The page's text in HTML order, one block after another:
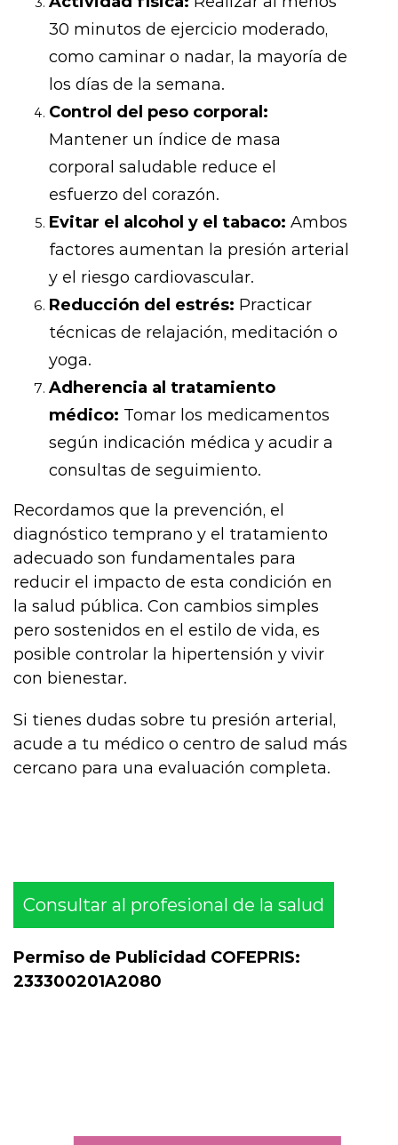
30 minutos de ejercicio moderado,
como caminar o nadar, la mayoría de
los días de la semana.
Control del peso corporal:
Mantener un índice de masa
corporal saludable reduce el
esfuerzo del corazón.
Evitar el alcohol y el tabaco: Ambos
factores aumentan la presión arterial
y el riesgo cardiovascular.
Reducción del estrés: Practicar
técnicas de relajación, meditación o
yoga.
Adherencia al tratamiento
médico: Tomar los medicamentos
según indicación médica y acudir a
consultas de seguimiento.
Recordamos que la prevención, el
diagnóstico temprano y el tratamiento
adecuado son fundamentales para
reducir el impacto de esta condición en
la salud pública. Con cambios simples
pero sostenidos en el estilo de vida, es
posible controlar la hipertensión y vivir
con bienestar.
Si tienes dudas sobre tu presión arterial,
acude a tu médico o centro de salud más
cercano para una evaluación completa.
Consultar al profesional de la salud
Permiso de Publicidad COFEPRIS:
233300201A2080